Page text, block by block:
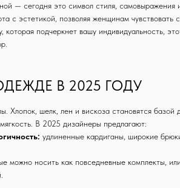
— сегодня это символ стиля,
с эстетикой, позволяя женщинам чувствовать
подчеркнет вашу индивидуальность,
В 2025 ГОДУ
Хлопок, шелк, лен и вискоза становятся базой
В 2025 дизайнеры предлагают:
удлиненные кардиганы, широкие
можно носить как повседневные комплекты,